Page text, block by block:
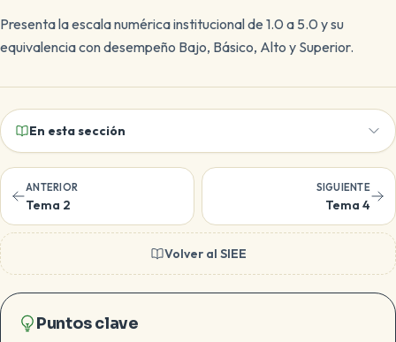
Presenta la escala numérica institucional de 1.0 a 5.0 y su
equivalencia con desempeño Bajo, Básico, Alto y Superior.
En esta sección
ANTERIOR
Tema 2
SIGUIENTE
Tema 4
Volver al SIEE
Puntos clave